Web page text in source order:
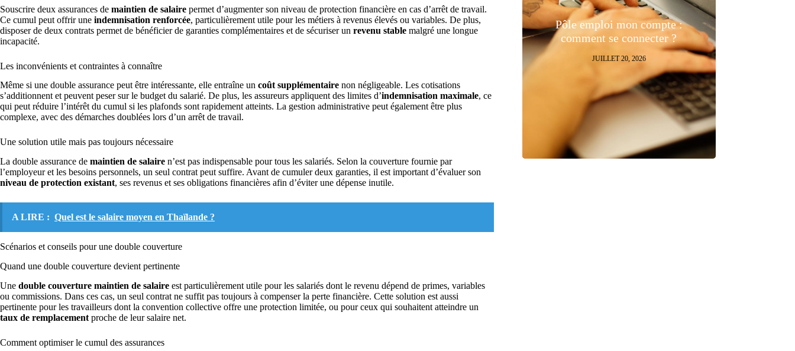
Souscrire deux assurances de maintien de salaire permet d’augmenter son niveau de protection financière en cas d’arrêt de travail.
Ce cumul peut offrir une indemnisation renforcée, particulièrement utile pour les métiers à revenus élevés ou variables. De plus,
disposer de deux contrats permet de bénéficier de garanties complémentaires et de sécuriser un revenu stable malgré une longue
incapacité.
Les inconvénients et contraintes à connaître
Même si une double assurance peut être intéressante, elle entraîne un coût supplémentaire non négligeable. Les cotisations
s’additionnent et peuvent peser sur le budget du salarié. De plus, les assureurs appliquent des limites d’indemnisation maximale, ce
qui peut réduire l’intérêt du cumul si les plafonds sont rapidement atteints. La gestion administrative peut également être plus
complexe, avec des démarches doublées lors d’un arrêt de travail.
Une solution utile mais pas toujours nécessaire
La double assurance de maintien de salaire n’est pas indispensable pour tous les salariés. Selon la couverture fournie par
l’employeur et les besoins personnels, un seul contrat peut suffire. Avant de cumuler deux garanties, il est important d’évaluer son
niveau de protection existant, ses revenus et ses obligations financières afin d’éviter une dépense inutile.
A LIRE : Quel est le salaire moyen en Thaïlande ?
Scénarios et conseils pour une double couverture
Quand une double couverture devient pertinente
Une double couverture maintien de salaire est particulièrement utile pour les salariés dont le revenu dépend de primes, variables
ou commissions. Dans ces cas, un seul contrat ne suffit pas toujours à compenser la perte financière. Cette solution est aussi
pertinente pour les travailleurs dont la convention collective offre une protection limitée, ou pour ceux qui souhaitent atteindre un
taux de remplacement proche de leur salaire net.
Comment optimiser le cumul des assurances
Pôle emploi mon compte :
comment se connecter ?
JUILLET 20, 2026